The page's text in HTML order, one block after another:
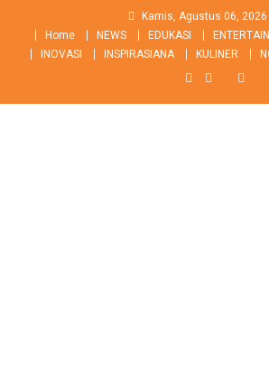
content
Kamis, Agustus 06, 2026
Home
NEWS EDUKASI
INOVASI
INSPIRASIANA KULINER